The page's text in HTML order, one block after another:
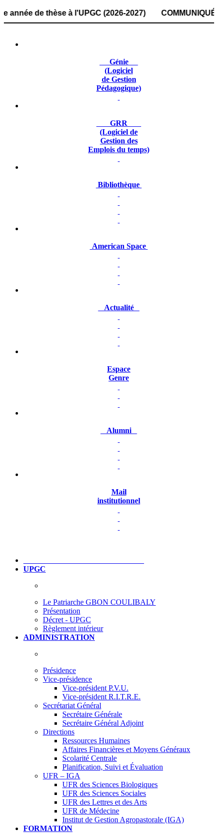
de thèse à l'UPGC (2026-2027) COMMUNIQUÉ
Génie
(Logiciel
de Gestion
Pédagogique)
GRR
(Logiciel de
Gestion des
Emplois du temps)
Bibliothèque
American Space
Actualité
Espace
Genre
Alumni
Mail
institutionnel
UPGC
Le Patriarche GBON COULIBALY
Présentation
Décret - UPGC
Règlement intérieur
ADMINISTRATION
Présidence
Vice-présidence
Vice-président P.V.U.
Vice-président R.I.T.R.E.
Secrétariat Général
Secrétaire Générale
Secrétaire Général Adjoint
Directions
Ressources Humaines
Affaires Financières et Moyens Généraux
Scolarité Centrale
Planification, Suivi et Évaluation
UFR – IGA
UFR des Sciences Biologiques
UFR des Sciences Sociales
UFR des Lettres et des Arts
UFR de Médecine
Institut de Gestion Agropastorale (IGA)
FORMATION